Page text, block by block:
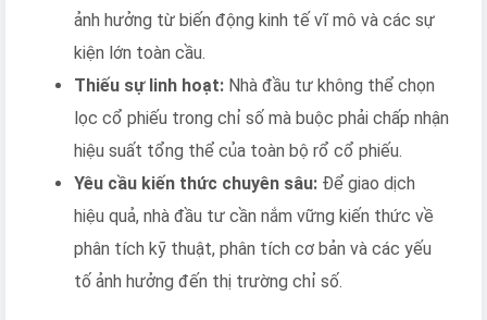
ảnh hưởng từ biến động kinh tế vĩ mô và các sự
kiện lớn toàn cầu.
Thiếu sự linh hoạt: Nhà đầu tư không thể chọn
lọc cổ phiếu trong chỉ số mà buộc phải chấp nhận
hiệu suất tổng thể của toàn bộ rổ cổ phiếu.
Yêu cầu kiến thức chuyên sâu: Để giao dịch
hiệu quả, nhà đầu tư cần nắm vững kiến thức về
phân tích kỹ thuật, phân tích cơ bản và các yếu
tố ảnh hưởng đến thị trường chỉ số.